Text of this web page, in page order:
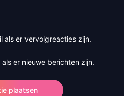
als er vervolgreacties zijn.
er nieuwe berichten zijn.